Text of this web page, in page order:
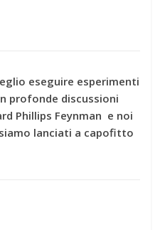
eseguire esperimenti
profonde discussioni
Phillips Feynman e noi
lanciati a capofitto